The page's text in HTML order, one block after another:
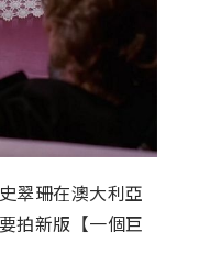
翠珊在澳大利亞
拍新版【一個巨